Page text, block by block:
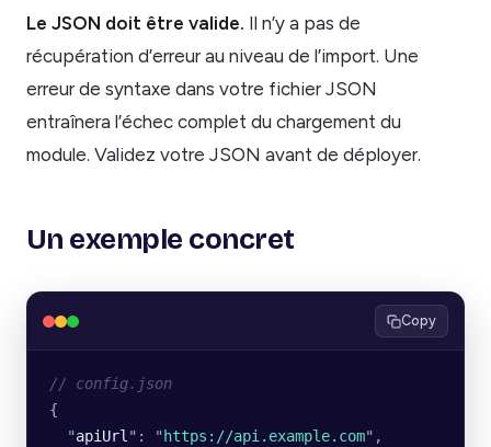
Le JSON doit être valide. Il n’y a pas de
récupération d’erreur au niveau de l’import. Une
erreur de syntaxe dans votre fichier JSON
entraînera l’échec complet du chargement du
module. Validez votre JSON avant de déployer.
Un exemple concret
Copy
// config.json
{
  "
apiUrl" : " https://api.example.com" ,